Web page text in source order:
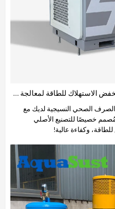
منفاخ توربيني عالي السرعة منخفض الاستهلاك للطاقة لمعالجة مياه الصرف الصحي ومعالجة الأغذية
الصحي النسيجية لديك مع
خصيصًا للتصنيع الأصلي
وكفاءة عالية!